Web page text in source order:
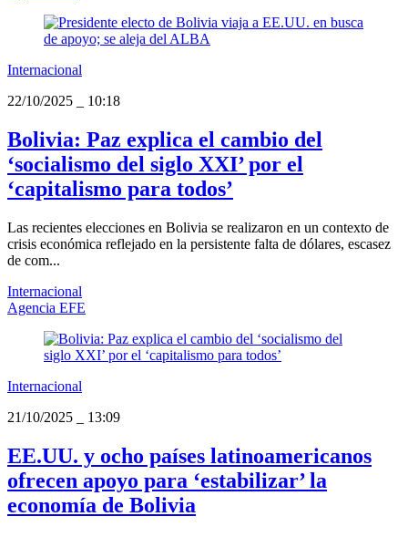
Internacional
22/10/2025
10:18
Bolivia: Paz explica el cambio del
‘socialismo del siglo XXI’ por el
‘capitalismo para todos’
Las recientes elecciones en Bolivia se realizaron en un contexto de
crisis económica reflejado en la persistente falta de dólares, escasez
de com...
Internacional
Agencia EFE
Internacional
21/10/2025
13:09
EE.UU. y ocho países latinoamericanos
ofrecen apoyo para ‘estabilizar’ la
economía de Bolivia